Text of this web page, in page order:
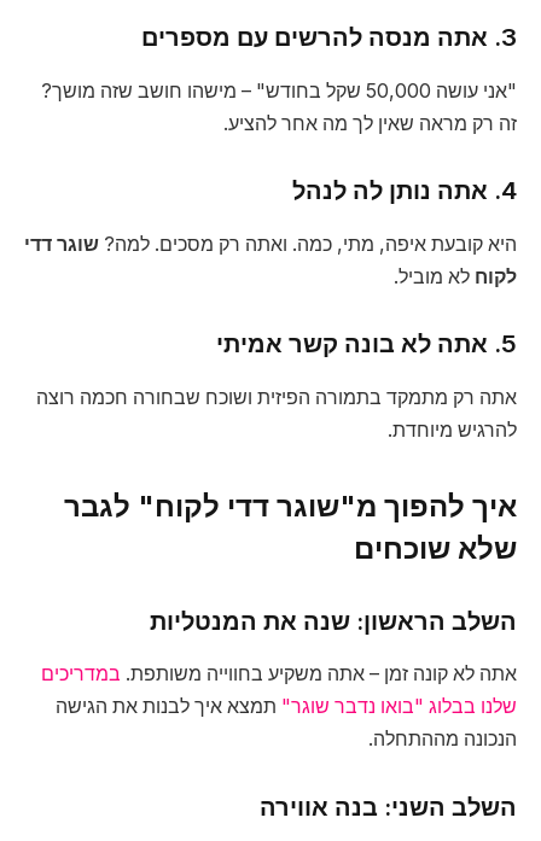
3. אתה מנסה להרשים עם מספרים
"אני עושה 50,000 שקל בחודש" – מישהו חושב שזה מושך?
זה רק מראה שאין לך מה אחר להציע.
4. אתה נותן לה לנהל
היא קובעת איפה, מתי, כמה. ואתה רק מסכים. למה? שוגר דדי
לקוח לא מוביל.
5. אתה לא בונה קשר אמיתי
אתה רק מתמקד בתמורה הפיזית ושוכח שבחורה חכמה רוצה
להרגיש מיוחדת.
איך להפוך מ"שוגר דדי לקוח" לגבר
שלא שוכחים
השלב הראשון: שנה את המנטליות
אתה לא קונה זמן – אתה משקיע בחווייה משותפת. במדריכים
שלנו בבלוג "בואו נדבר שוגר" תמצא איך לבנות את הגישה
הנכונה מההתחלה.
השלב השני: בנה אווירה